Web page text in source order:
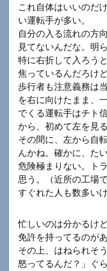
これ自体はいいのだ
い運転手が多い。
自分の入る流れの方
見てないんだな。明ら
特に右折して入ろう
焦っているんだろけ
歩行者も注意義務は
を右に向けたまま、
でくる運転手はチト
から、初めて左を見
その間に、左から自
んかね。確かに、た
危険極まりない。ト
思う。（近所の工場
すぐれた人も数多いけ
忙しいのは分かるけ
免許を持ってるのが
その上、はねられそ
怒ってるんだ？」ぐ